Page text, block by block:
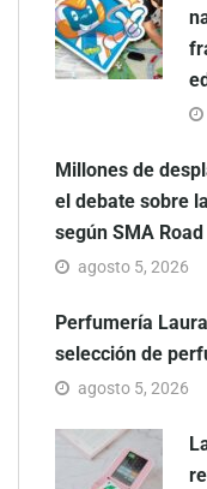
Millones de
el debate sobre
según SMA
agosto 5, 2026
Perfumería
selección de
agosto 5, 2026